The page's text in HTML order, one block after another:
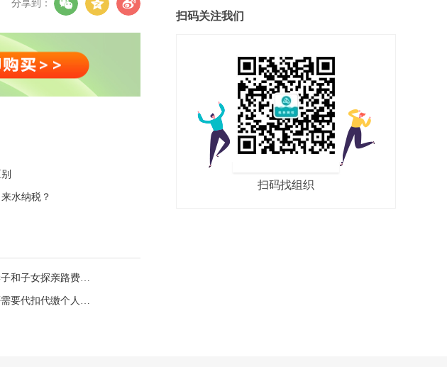
分享到：
水纳税？
路费，是否免征个税？
扣代缴个人所得税
扫码关注我们
扫码找组织